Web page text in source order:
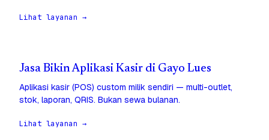
Lihat layanan →
Jasa Bikin Aplikasi Kasir di Gayo Lues
Aplikasi kasir (POS) custom milik sendiri — multi-outlet,
stok, laporan, QRIS. Bukan sewa bulanan.
Lihat layanan →